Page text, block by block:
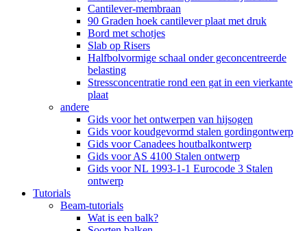
Cantilever-membraan
90 Graden hoek cantilever plaat met druk
Bord met schotjes
Slab op Risers
Halfbolvormige schaal onder geconcentreerde
belasting
Stressconcentratie rond een gat in een vierkante
plaat
andere
Gids voor het ontwerpen van hijsogen
Gids voor koudgevormd stalen gordingontwerp
Gids voor Canadees houtbalkontwerp
Gids voor AS 4100 Stalen ontwerp
Gids voor NL 1993-1-1 Eurocode 3 Stalen
ontwerp
Tutorials
Beam-tutorials
Wat is een balk?